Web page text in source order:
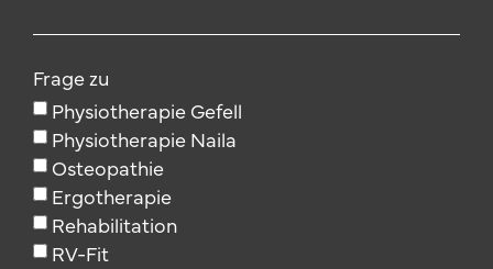
Frage zu
Physiotherapie Gefell
Physiotherapie Naila
Osteopathie
Ergotherapie
Rehabilitation
RV-Fit